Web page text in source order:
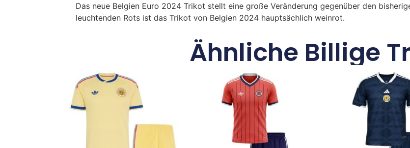
Das neue Belgien Euro 2024 Trikot stellt eine große Veränderung gegenüber den
leuchtenden Rots ist das Trikot von Belgien 2024 hauptsächlich weinrot.
Ähnliche Billige